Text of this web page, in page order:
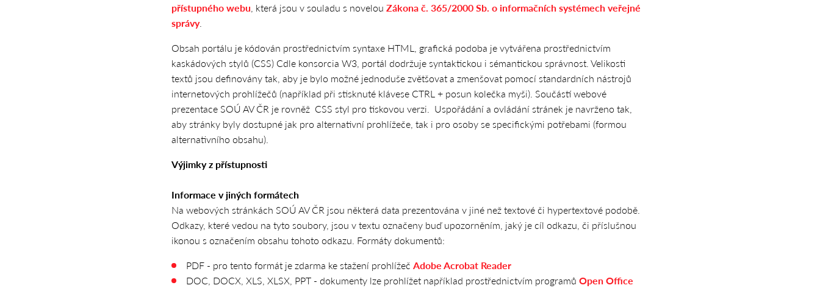
přístupného webu, která jsou v souladu s novelouZákona č. 365/2000 Sb. o informačních systémech veřejné
správy.
Obsah portálu je kódován prostřednictvím syntaxe HTML, grafická podoba je vytvářena prostřednictvím
kaskádových stylů (CSS) Cdle konsorcia W3, portál dodržuje syntaktickou i sémantickou správnost. Velikosti
textů jsou definovány tak, aby je bylo možné jednoduše zvětšovat a zmenšovat pomocí standardních nástrojů
internetových prohlížečů (například při stisknuté klávese CTRL + posun kolečka myši). Součástí webové
prezentace SOÚ AV ČR je rovněž CSS styl pro tiskovou verzi. Uspořádání a ovládání stránek je navrženo tak,
aby stránky byly dostupné jak pro alternativní prohlížeče, tak i pro osoby se specifickými potřebami (formou
alternativního obsahu).
Výjimky z přístupnosti
Informace v jiných formátech
Na webových stránkách SOÚ AV ČR jsou některá data prezentována v jiné než textové či hypertextové podobě.
Odkazy, které vedou na tyto soubory, jsou v textu označeny buď upozorněním, jaký je cíl odkazu, či příslušnou
ikonou s označením obsahu tohoto odkazu. Formáty dokumentů:
PDF - pro tento formát je zdarma ke stažení prohlížečAdobe Acrobat Reader
DOC, DOCX, XLS, XLSX, PPT - dokumenty lze prohlížet například prostřednictvím programůOpen Office